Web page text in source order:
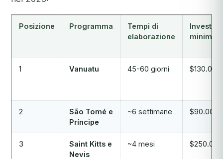
Posizione Programma
Tempi di
elaborazione
minimo
1 Vanuatu 45-60 giorni $130.000
2
São Tomé e
Príncipe
~6 settimane $90.000
3
Saint Kitts e
Nevis
~4 mesi $250.000